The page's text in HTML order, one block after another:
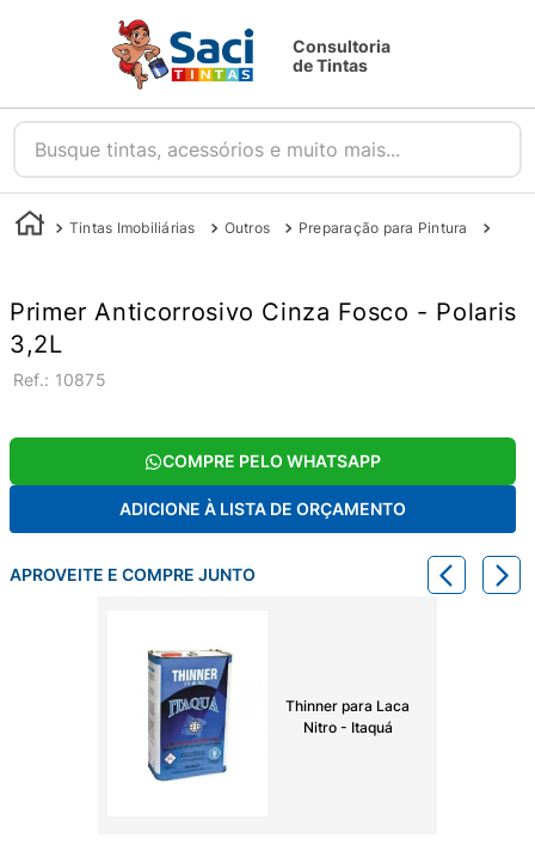
Consultoria
de Tintas
Busque tintas, acessórios e muito mais...
Tintas Imobiliárias Outros Preparação para Pintura
Primer Anticorrosivo Cinza Fosco - Polaris
3,2L
: 10875
COMPRE PELO WHATSAPP
ADICIONE À LISTA DE ORÇAMENTO
APROVEITE E COMPRE JUNTO
Thinner para Laca
Nitro - Itaquá